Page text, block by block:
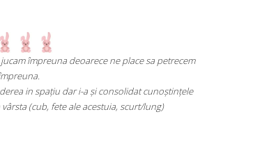
împreuna deoarece ne place sa petrecem
in spațiu dar i-a și consolidat cunoștințele
(cub, fete ale acestuia, scurt/lung)